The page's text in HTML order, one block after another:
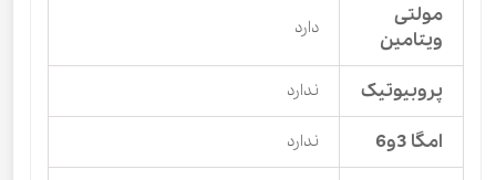
مولتی
ویتامین
دارد
پروبیوتیک ندارد
امگا 3و6 ندارد